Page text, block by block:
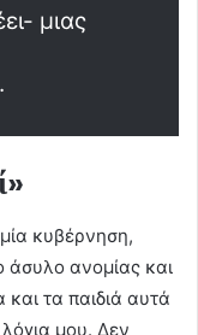
μιας
κυβέρνηση,
άσυλο ανομίας και
τα παιδιά αυτά
μου. Δεν